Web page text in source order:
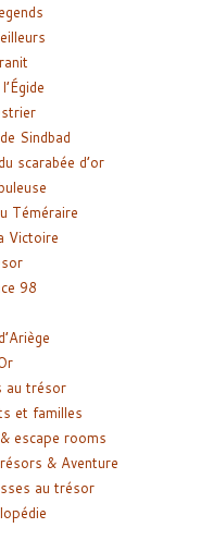
Sindbad
scarabée d’or
Téméraire
Victoire
98
au trésor
et familles
escape rooms
& Aventure
au trésor